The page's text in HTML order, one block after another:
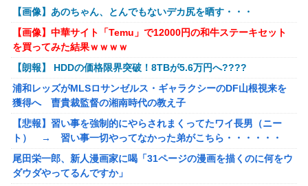
【HUNTER×HUNTER】センリツが本気を出せば、BW号を
全滅出来るという事実・・・
お前らが思うバカゲーて何？
成人向けゲーム『ヤリステ メスブター』開発者絶望、銀行
がsteamからの入金を拒否→金が入ってなくても売上金額分
の納税義務あり
【画像】泉「セラス！開けてくれ！セラァス!!」【ラブライ
ブ！蓮ノ空】
除霊ゲームさん、泣く泣くクソアプデしてしまう
うｗｗｗｗｗｗ
遠方の海岸にヒグマを発見→Pixelの100倍ズームで撮影したら…
【悲報】デジタル化についていけない人たち、ガチで社会から取
り残され始める
オンワード、熊本地震を受け社内ルールを大幅変更
高市首相の被災地動画に批判…木原官房長官「BGMも情報発信の
一つ」
【朗報】マンジャラーワイ、マンジャロ使用して8週間たった結
果
ココリコ遠藤妻「家のエアコン全部変えたら300万円。高すぎま
【画像】あのちゃん、とんでもないデカ尻を晒す・・・
【画像】中華サイト「Temu」で12000円の和牛ステーキセット
を買ってみた結果ｗｗｗｗ
【朗報】 HDDの価格限界突破！8TBが5.6万円へ????
浦和レッズがMLSロサンゼルス・ギャラクシーのDF山根視来を
獲得へ 曺貴裁監督の湘南時代の教え子
【悲報】習い事を強制的にやらされまくってたワイ長男（ニー
ト） → 習い事一切やってなかった弟がこちら・・・・・・
尾田栄一郎、新人漫画家に喝「31ページの漫画を描くのに何をウ
ダウダやってるんですか」